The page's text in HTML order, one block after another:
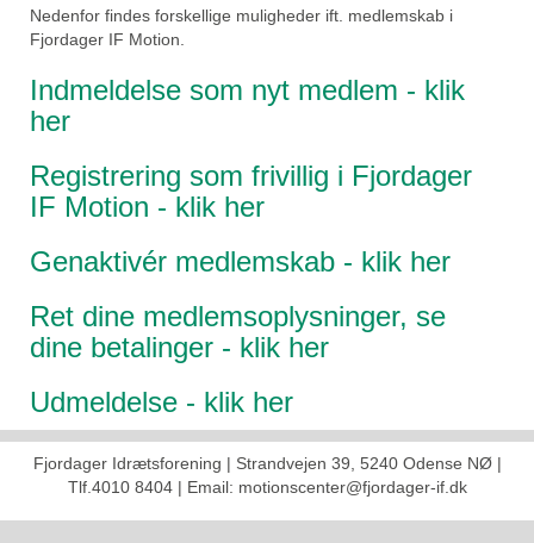
Nedenfor findes forskellige muligheder ift. medlemskab i
Fjordager IF Motion.
Indmeldelse som nyt medlem - klik
her
Registrering som frivillig i Fjordager
IF Motion - klik her
Genaktivér medlemskab - klik her
Ret dine medlemsoplysninger, se
dine betalinger - klik her
Udmeldelse - klik her
Fjordager Idrætsforening | Strandvejen 39, 5240 Odense NØ |
Tlf.4010 8404 | Email: motionscenter@fjordager-if.dk